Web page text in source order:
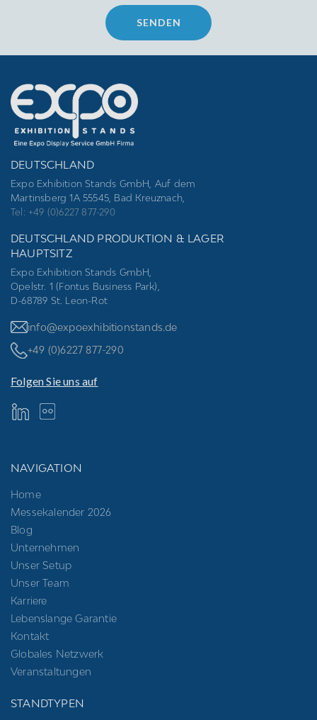
empty.
DEUTSCHLAND
Expo Exhibition Stands GmbH, Auf dem
Martinsberg 1A 55545, Bad Kreuznach,
Tel: +49 (0)6227 877-290
DEUTSCHLAND PRODUKTION & LAGER
HAUPTSITZ
Expo Exhibition Stands GmbH,
Opelstr. 1 (Fontus Business Park),
D-68789 St. Leon-Rot
info@expoexhibitionstands.de
+49 (0)6227 877-290
Folgen Sie uns auf
NAVIGATION
Home
Messekalender 2026
Blog
Unternehmen
Unser Setup
Unser Team
Karriere
Lebenslange Garantie
Kontakt
Globales Netzwerk
Veranstaltungen
STANDTYPEN